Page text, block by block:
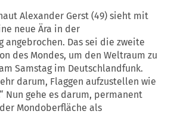
Alexander Gerst (49) sieht mit
neue Ära in der
angebrochen. Das sei die zweite
des Mondes, um den Weltraum zu
Samstag im Deutschlandfunk.
darum, Flaggen aufzustellen wie
Nun gehe es darum, permanent
Mondoberfläche als